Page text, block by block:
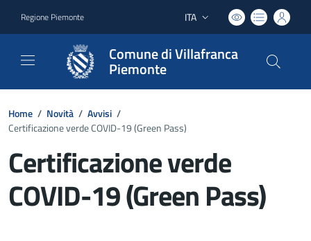
Regione Piemonte Lingua attiva:
ITA
Comune di Villafranca
Piemonte
Home / Novità / Avvisi /
Certificazione verde COVID-19 (Green Pass)
Certificazione verde
COVID-19 (Green Pass)